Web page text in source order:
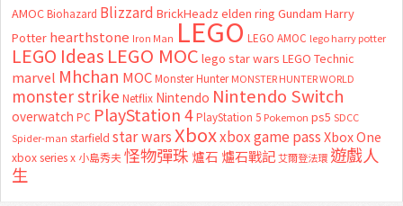
AMOC Biohazard Blizzard BrickHeadz elden ring Gundam Harry
Potter hearthstone Iron Man LEGO LEGO AMOC lego harry potter
LEGO Ideas LEGO MOC lego star wars LEGO Technic
marvel Mhchan MOC Monster Hunter MONSTER HUNTER WORLD
monster strike Netflix Nintendo Nintendo Switch
overwatch PC PlayStation 4 PlayStation 5 Pokemon ps5 SDCC
Spider-man starfield star warsXboxxbox game passXbox One
xbox series x 小島秀夫怪物彈珠 爐石 爐石戰記艾爾登法環 遊戲人
生